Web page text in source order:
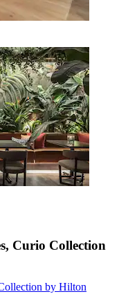
Curio Collection
by Hilton